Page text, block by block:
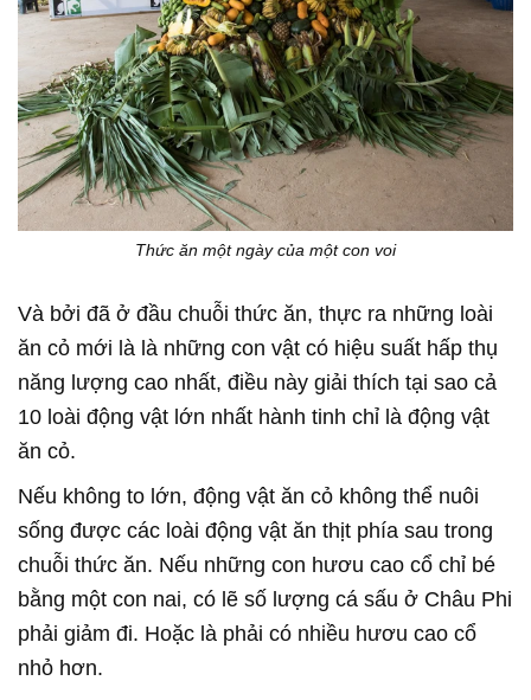
Thức ăn một ngày của một con voi
Và bởi đã ở đầu chuỗi thức ăn, thực ra những loài
ăn cỏ mới là là những con vật có hiệu suất hấp thụ
năng lượng cao nhất, điều này giải thích tại sao cả
10 loài động vật lớn nhất hành tinh chỉ là động vật
ăn cỏ.
Nếu không to lớn, động vật ăn cỏ không thể nuôi
sống được các loài động vật ăn thịt phía sau trong
chuỗi thức ăn. Nếu những con hươu cao cổ chỉ bé
bằng một con nai, có lẽ số lượng cá sấu ở Châu Phi
phải giảm đi. Hoặc là phải có nhiều hươu cao cổ
nhỏ hơn.